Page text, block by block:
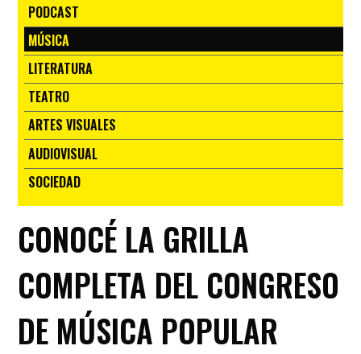
PODCAST
MÚSICA
LITERATURA
TEATRO
ARTES VISUALES
AUDIOVISUAL
SOCIEDAD
CONOCÉ LA GRILLA
COMPLETA DEL CONGRESO
DE MÚSICA POPULAR